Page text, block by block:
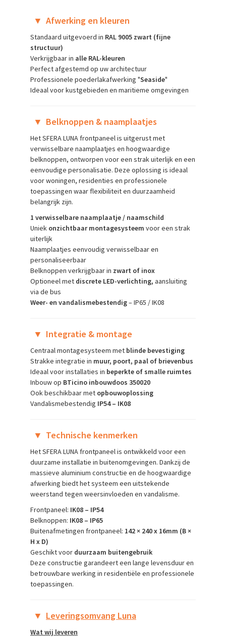
▼ Afwerking en kleuren
Standaard uitgevoerd in RAL 9005 zwart (fijne
structuur)
Verkrijgbaar in alle RAL-kleuren
Perfect afgestemd op uw architectuur
Professionele poederlakafwerking "Seaside"
Ideaal voor kustgebieden en maritieme omgevingen
▼ Belknoppen & naamplaatjes
Het SFERA LUNA frontpaneel is uitgerust met
verwisselbare naamplaatjes en hoogwaardige
belknoppen, ontworpen voor een strak uiterlijk en een
eenvoudige personalisatie. Deze oplossing is ideaal
voor woningen, residenties en professionele
toepassingen waar flexibiliteit en duurzaamheid
belangrijk zijn.
1 verwisselbare naamplaatje / naamschild
Uniek onzichtbaar montagesysteem voor een strak
uiterlijk
Naamplaatjes eenvoudig verwisselbaar en
personaliseerbaar
Belknoppen verkrijgbaar in zwart of inox
Optioneel met discrete LED-verlichting, aansluiting
via de bus
Weer- en vandalismebestendig– IP65 / IK08
▼ Integratie & montage
Centraal montagesysteem met blinde bevestiging
Strakke integratie in muur, poort, paal of brievenbus
Ideaal voor installaties in beperkte of smalle ruimtes
Inbouw op BTicino inbouwdoos 350020
Ook beschikbaar met opbouwoplossing
Vandalismebestendig IP54 – IK08
▼ Technische kenmerken
Het SFERA LUNA frontpaneel is ontwikkeld voor een
duurzame installatie in buitenomgevingen. Dankzij de
massieve aluminium constructie en de hoogwaardige
afwerking biedt het systeem een uitstekende
weerstand tegen weersinvloeden en vandalisme.
Frontpaneel: IK08 – IP54
Belknoppen: IK08 – IP65
Buitenafmetingen frontpaneel: 142 × 240 x 16mm (B ×
H x D)
Geschikt voor duurzaam buitengebruik
Deze constructie garandeert een lange levensduur en
betrouwbare werking in residentiële en professionele
toepassingen.
▼ Leveringsomvang Luna
Wat wij leveren